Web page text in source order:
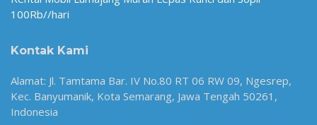
100Rb//hari
Kontak Kami
Alamat: Jl. Tamtama Bar. IV No.80 RT 06 RW 09, Ngesrep,
Kec. Banyumanik, Kota Semarang, Jawa Tengah 50261,
Indonesia